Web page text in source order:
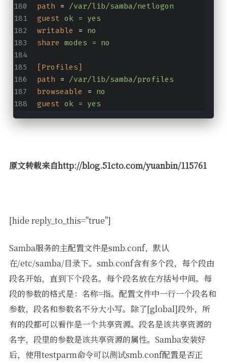
path = /var/lib/samba/netlogon
guest ok = yes
writable = no
share modes = no
[Profiles]
path = /var/lib/samba/profiles
browseable = no
guest ok = yes
原文转载来自http://blog.51cto.com/yuanbin/115761
[hide reply_to_this="true"]
Samba服务的主配置文件是smb.conf，默认
在/etc/samba/目录下。smb.conf含有多个段，每个段由
段名开始，直到下个段名。每个段名放在方括号中间。每
段的参数的格式是：名称=指。配置文件中一行一个段名和
参数，段名和参数名不分大小写。除了[global]段外，所
有的段都可以看作是一个共享资源。段名是该共享资源的
名字，段里的参数是该共享资源的属性。Samba安装好
后，使用testparm命令可以测试smb.conf配置是否正